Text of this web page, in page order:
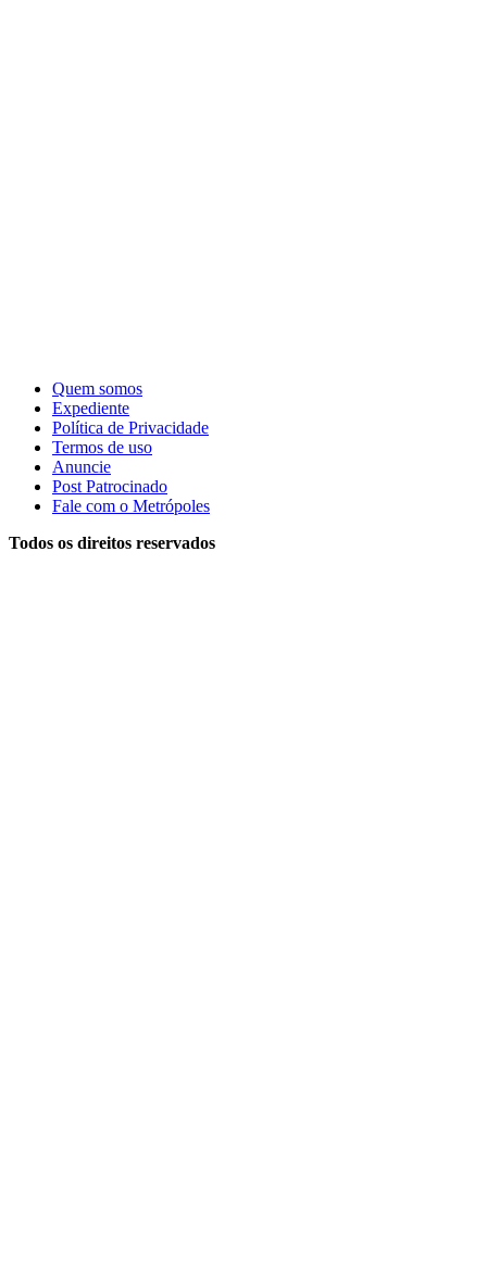
Quem somos
Expediente
Política de Privacidade
Termos de uso
Anuncie
Post Patrocinado
Fale com o Metrópoles
Todos os direitos reservados